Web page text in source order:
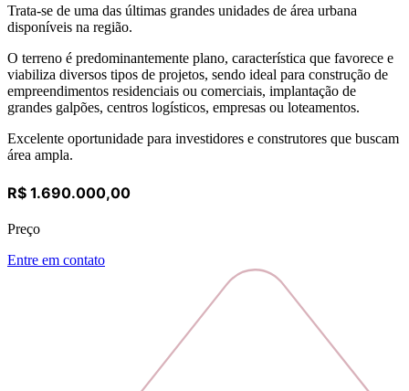
Trata-se de uma das últimas grandes unidades de área urbana
disponíveis na região.
O terreno é predominantemente plano, característica que favorece e
viabiliza diversos tipos de projetos, sendo ideal para construção de
empreendimentos residenciais ou comerciais, implantação de
grandes galpões, centros logísticos, empresas ou loteamentos.
Excelente oportunidade para investidores e construtores que buscam
área ampla.
R$ 1.690.000,00
Preço
Entre em contato